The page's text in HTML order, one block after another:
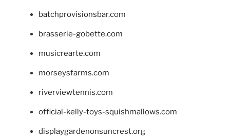
batchprovisionsbar.com
brasserie-gobette.com
musicrearte.com
morseysfarms.com
riverviewtennis.com
official-kelly-toys-squishmallows.com
displaygardenonsuncrest.org